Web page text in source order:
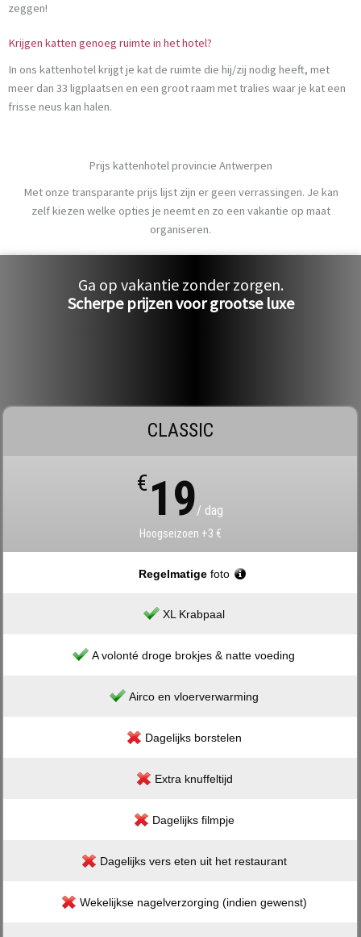
zeggen!
Krijgen katten genoeg ruimte in het hotel?
In ons kattenhotel krijgt je kat de ruimte die hij/zij nodig heeft, met
meer dan 33 ligplaatsen en een groot raam met tralies waar je kat een
frisse neus kan halen.
Prijs kattenhotel provincie Antwerpen
Met onze transparante prijs lijst zijn er geen verrassingen. Je kan
zelf kiezen welke opties je neemt en zo een vakantie op maat
organiseren.
Ga op vakantie zonder zorgen.
Scherpe prijzen voor grootse luxe
CLASSIC
€19/ dag
Hoogseizoen +3 €
Regelmatige foto
XL Krabpaal
A volonté droge brokjes & natte voeding
Airco en vloerverwarming
Dagelijks borstelen
Extra knuffeltijd
Dagelijks filmpje
Dagelijks vers eten uit het restaurant
Wekelijkse nagelverzorging (indien gewenst)